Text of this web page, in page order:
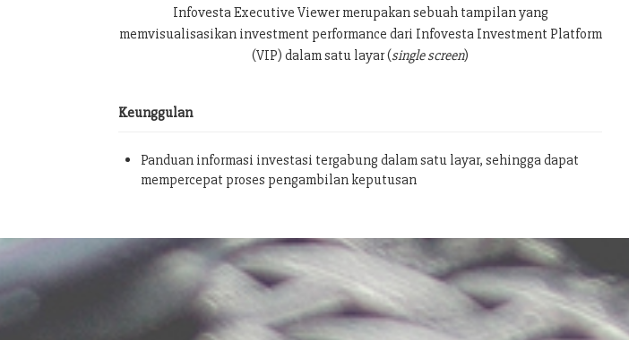
Infovesta Executive Viewer merupakan sebuah tampilan yang
memvisualisasikan investment performance dari Infovesta Investment Platform
(VIP) dalam satu layar (single screen)
Keunggulan
Panduan informasi investasi tergabung dalam satu layar, sehingga dapat
mempercepat proses pengambilan keputusan